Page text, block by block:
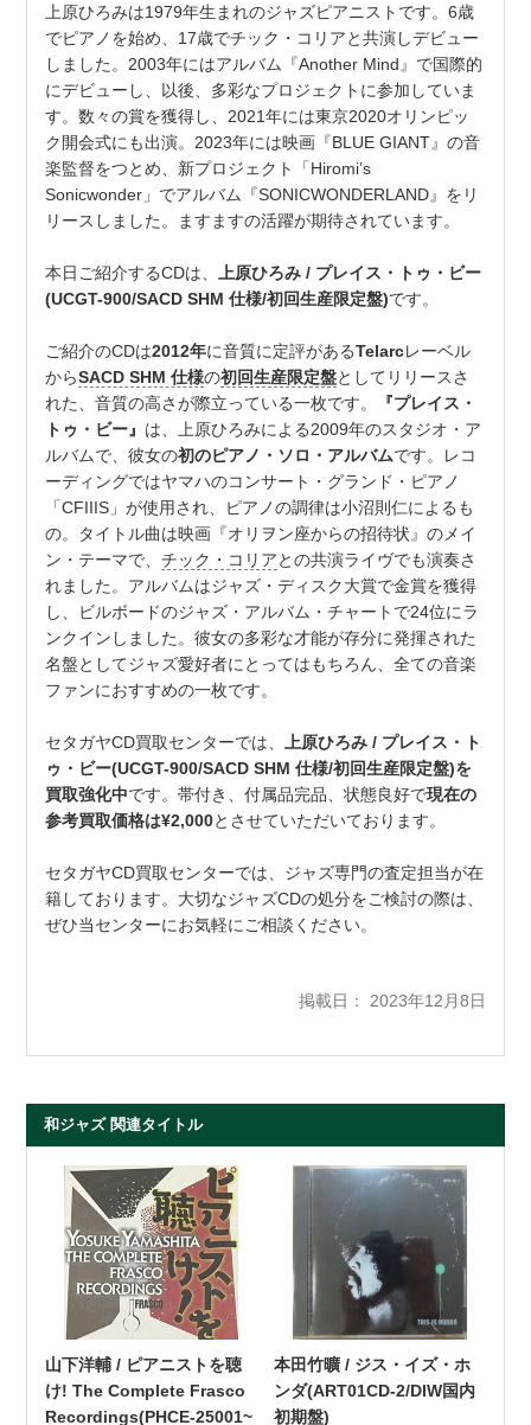
上原ひろみは1979年生まれのジャズピアニストです。6歳
でピアノを始め、17歳でチック・コリアと共演しデビュー
しました。2003年にはアルバム『Another Mind』で国際的
にデビューし、以後、多彩なプロジェクトに参加していま
す。数々の賞を獲得し、2021年には東京2020オリンピッ
ク開会式にも出演。2023年には映画『BLUE GIANT』の音
楽監督をつとめ、新プロジェクト「Hiromi’s
Sonicwonder」でアルバム『SONICWONDERLAND』をリ
リースしました。ますますの活躍が期待されています。
本日ご紹介するCDは、
上原ひろみ / プレイス・トゥ・ビー
(UCGT-900/SACD SHM 仕様/初回生産限定盤)です。
ご紹介のCDは2012年に音質に定評があるTelarcレーベル
からSACD SHM 仕様の初回生産限定盤としてリリースさ
れた、音質の高さが際立っている一枚です。
『プレイス・
トゥ・ビー』 は、上原ひろみによる2009年のスタジオ・ア
ルバムで、彼女の初のピアノ・ソロ・アルバムです。レコ
ーディングではヤマハのコンサート・グランド・ピアノ
「CFIIIS」が使用され、ピアノの調律は小沼則仁によるも
の。タイトル曲は映画『オリヲン座からの招待状』のメイ
ン・テーマで、チック・コリアとの共演ライヴでも演奏さ
れました。アルバムはジャズ・ディスク大賞で金賞を獲得
し、ビルボードのジャズ・アルバム・チャートで24位にラ
ンクインしました。彼女の多彩な才能が存分に発揮された
名盤としてジャズ愛好者にとってはもちろん、全ての音楽
ファンにおすすめの一枚です。
セタガヤCD買取センターでは、
上原ひろみ / プレイス・ト
ゥ・ビー(UCGT-900/SACD SHM 仕様/初回生産限定盤)を
買取強化中です。帯付き、付属品完品、状態良好で現在の
参考買取価格は¥2,000とさせていただいております。
セタガヤCD買取センターでは、ジャズ専門の査定担当が在
籍しております。大切なジャズCDの処分をご検討の際は、
ぜひ当センターにお気軽にご相談ください。
掲載日： 2023年12月8日
和ジャズ 関連タイトル
山下洋輔 / ピアニストを聴
け! The Complete Frasco
Recordings(PHCE-25001~
本田竹曠 / ジス・イズ・ホ
ンダ(ART01CD-2/DIW国内
初期盤)